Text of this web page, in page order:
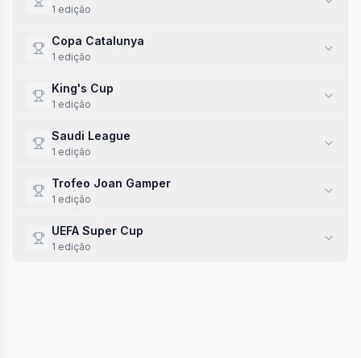
1 edição
Copa Catalunya
1 edição
King's Cup
1 edição
Saudi League
1 edição
Trofeo Joan Gamper
1 edição
UEFA Super Cup
1 edição